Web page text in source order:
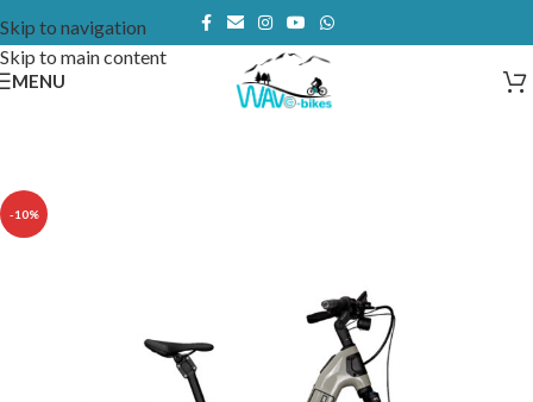
Skip to navigation
Skip to main content
MENU
-10%